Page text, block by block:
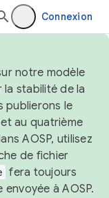
Connexion
notre modèle
stabilité de la
publierons le
au quatrième
AOSP, utilisez
de fichier
fera toujours
à AOSP.